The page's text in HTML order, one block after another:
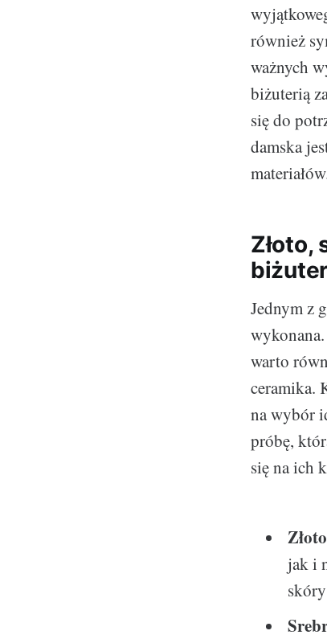
również
ważnych
biżuterią
się do
damska
Złoto,
Jednym z
warto
ceramika.
na wybór
próbę,
się na ich
Złoto
jak i